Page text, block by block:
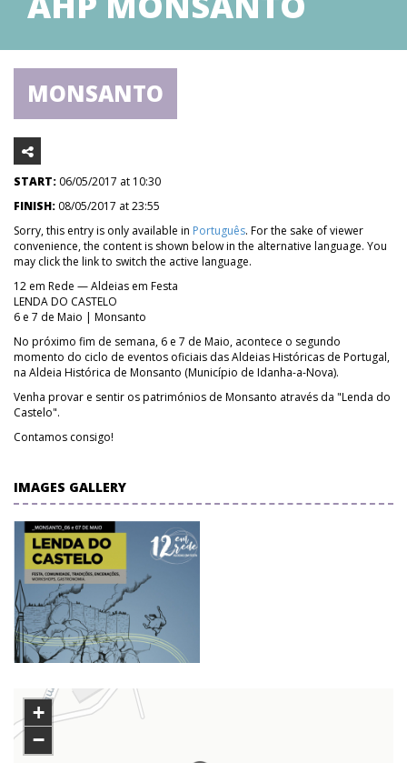
MONSANTO
START: 06/05/2017 at 10:30
FINISH: 08/05/2017 at 23:55
Sorry, this entry is only available in Português. For the sake of viewer
convenience, the content is shown below in the alternative language. You
may click the link to switch the active language.
12 em Rede — Aldeias em Festa
LENDA DO CASTELO
6 e 7 de Maio | Monsanto
No próximo fim de semana, 6 e 7 de Maio, acontece o segundo
momento do ciclo de eventos oficiais das Aldeias Históricas de Portugal,
na Aldeia Histórica de Monsanto (Município de Idanha-a-Nova).
Venha provar e sentir os patrimónios de Monsanto através da "Lenda do
Castelo".
Contamos consigo!
IMAGES GALLERY
+
−